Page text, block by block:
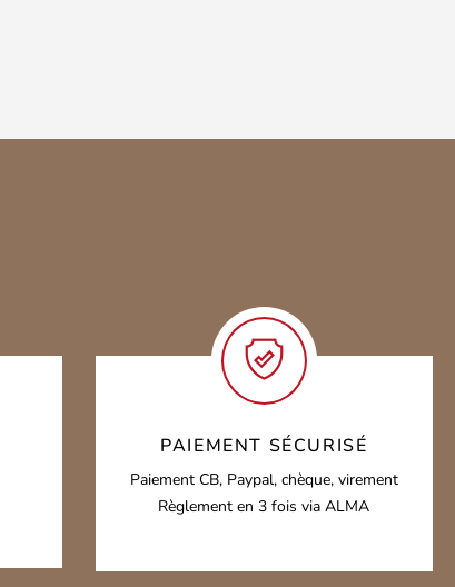
PAIEMENT SÉCURISÉ
Paiement CB, Paypal, chèque, virement
Règlement en 3 fois via ALMA